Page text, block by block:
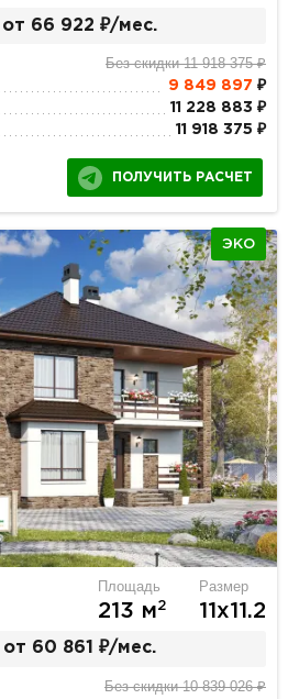
от 66 922 ₽/мес.
Без скидки 11 918 375 ₽
9 849 897 ₽
11 228 883 ₽
11 918 375 ₽
ПОЛУЧИТЬ РАСЧЕТ
ЭКО
Площадь
213 м2
Размер
11х11.2
от 60 861 ₽/мес.
Без скидки 10 839 026 ₽